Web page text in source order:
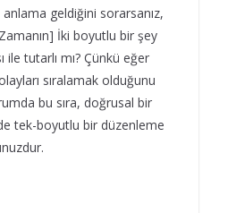
geldiğini sorarsanız,
İki boyutlu bir şey
ile tutarlı mı? Çünkü eğer
sıralamak olduğunu
bu sıra, doğrusal bir
tek-boyutlu bir düzenleme